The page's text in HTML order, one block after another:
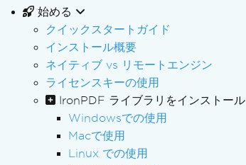
始める
クイックスタートガイド
インストール概要
ネイティブ vs リモートエンジン
ライセンスキーの使用
IronPDF ライブラリをインストール
Windowsでの使用
Macで使用
Linux での使用